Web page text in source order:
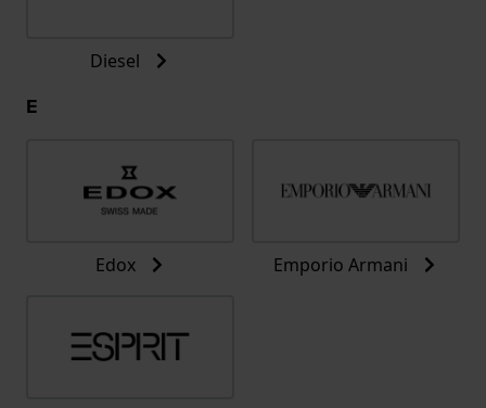
Diesel
E
Edox Emporio Armani